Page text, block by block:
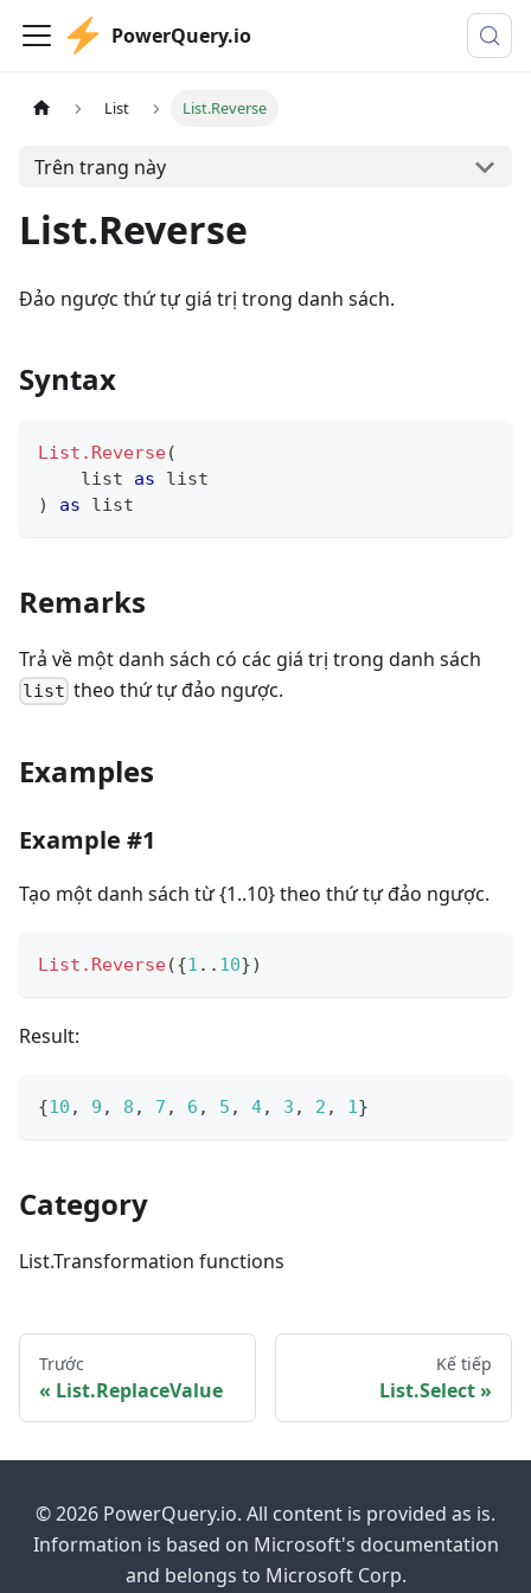
PowerQuery.io
List List.Reverse
Trên trang này
List.Reverse
Đảo ngược thứ tự giá trị trong danh sách.
Syntax
List.Reverse(
list
as
list
)
as list
Remarks
Trả về một danh sách có các giá trị trong danh sách
list theo thứ tự đảo ngược.
Examples
Example #1
Tạo một danh sách từ {1..10} theo thứ tự đảo ngược.
List.Reverse({1 .. 10})
Result:
{10 , 9 , 8 , 7 , 6 , 5 , 4, 3 , 2 , 1}
Category
List.Transformation functions
Trước
List.ReplaceValue
Kế tiếp
List.Select
© 2026 PowerQuery.io. All content is provided as is.
Information is based on Microsoft's documentation
and belongs to Microsoft Corp.